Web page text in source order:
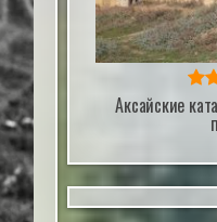
Аксайские